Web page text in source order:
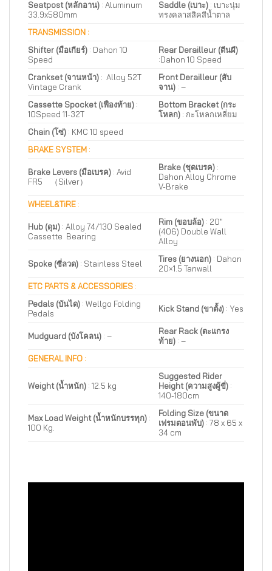
Seatpost (หลักอาน) : Aluminum
33.9x580mm
Saddle (เบาะ) : เบาะนุ่ม
ทรงคลาสสิคสีน้ำตาล
TRANSMISSION :
Shifter (มือเกียร์) : Dahon 10
Speed
Rear Derailleur (ตีนผี)
:Dahon 10 Speed
Crankset (จานหน้า) : Alloy 52T
Vintage Crank
Front Derailleur (สับ
จาน) :–
Cassette Spocket (เฟืองท้าย) :
10Speed 11-32T
Bottom Bracket (กระ
โหลก) : กะโหลกเหลี่ยม
Chain (โซ่) : KMC 10 speed
BRAKE SYSTEM :
Brake Levers (มือเบรค) : Avid
FR5 （Silver）
Brake (ชุดเบรค) :
Dahon Alloy Chrome
V-Brake
WHEEL&TiRE :
Hub (ดุม) : Alloy 74/130 Sealed
Cassette Bearing
Rim (ขอบล้อ) : 20″
(406) Double Wall
Alloy
Spoke (ซี่ลวด) : Stainless Steel Tires (ยางนอก) : Dahon
20×1.5 Tanwall
ETC PARTS & ACCESSORIES :
Pedals (บันได) : Wellgo Folding
Pedals
Kick Stand (ขาตั้ง) : Yes
Mudguard (บังโคลน) : –
Rear Rack (ตะแกรง
ท้าย) :–
GENERAL INFO :
Weight (น้ำหนัก) : 12.5 kg
Suggested Rider
Height (ความสูงผู้ขี่) :
140-180cm
Max Load Weight (น้ำหนักบรรทุก) :
100 Kg.
Folding Size (ขนาด
เฟรมตอนพับ) : 78 x 65 x
34 cm